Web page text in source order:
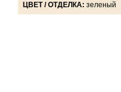
ЦВЕТ / ОТДЕЛКА: зеленый